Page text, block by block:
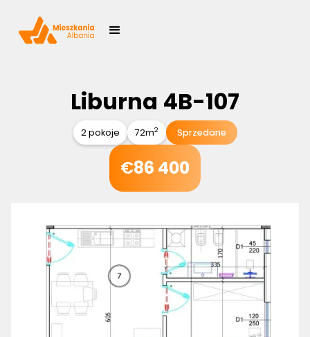
Liburna 4B-107
2 pokoje 72m2 Sprzedane
€86 400